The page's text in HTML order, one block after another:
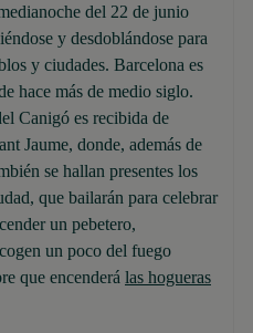
del 22 de junio
y desdoblándose para
y ciudades. Barcelona es
hace más de medio siglo.
Canigó es recibida de
Jaume, donde, además de
se hallan presentes los
que bailarán para celebrar
un pebetero,
un poco del fuego
que encenderá las hogueras